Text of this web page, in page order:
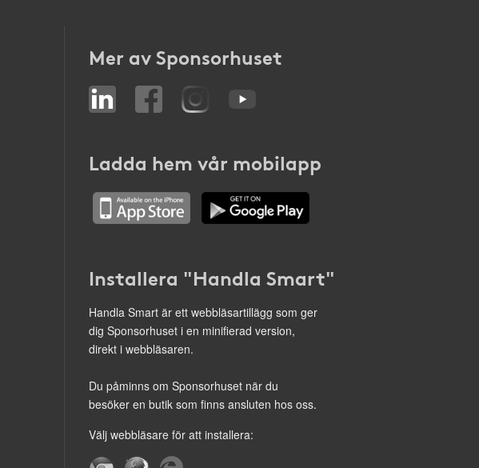
Mer av Sponsorhuset
Ladda hem vår mobilapp
Installera "Handla Smart"
Handla Smart är ett webbläsartillägg som ger
dig Sponsorhuset i en minifierad version,
direkt i webbläsaren.
Du påminns om Sponsorhuset när du
besöker en butik som finns ansluten hos oss.
Välj webbläsare för att installera: